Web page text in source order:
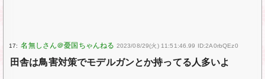
17: 2023/08/29(火) 11:51:46.99 ID:2A0rbQEz0
田舎は鳥害対策でモデルガンとか持ってる人多いよ